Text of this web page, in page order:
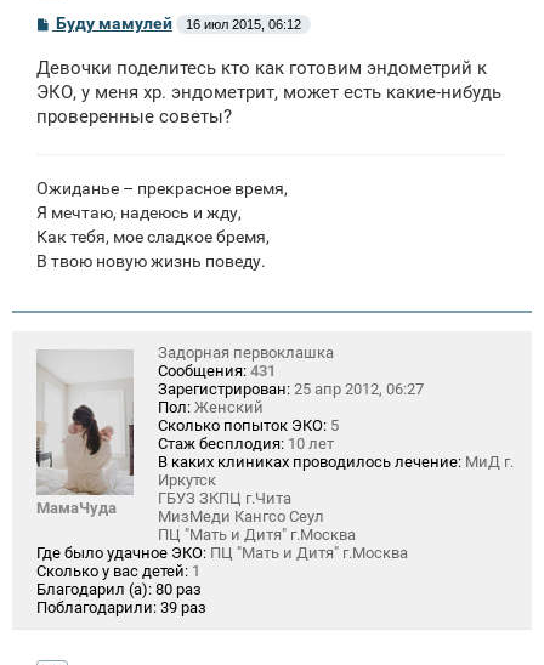
С
о
б
щ
н
Буду мамулей 16 июл 2015, 06:12
Девочки поделитесь кто как готовим эндометрий к
ЭКО, у меня хр. эндометрит, может есть какие-нибудь
проверенные советы?
Ожиданье – прекрасное время,
Я мечтаю, надеюсь и жду,
Как тебя, мое сладкое бремя,
В твою новую жизнь поведу.
МамаЧуда
Задорная первоклашка
Сообщения: 431
Зарегистрирован: 25 апр 2012, 06:27
Пол: Женский
Сколько попыток ЭКО: 5
Стаж бесплодия: 10 лет
В каких клиниках проводилось лечение: МиД г.
Иркутск
ГБУЗ ЗКПЦ г.Чита
МизМеди Кангсо Сеул
ПЦ "Мать и Дитя" г.Москва
Где было удачное ЭКО: ПЦ "Мать и Дитя" г.Москва
Сколько у вас детей: 1
Благодарил (а): 80 раз
Поблагодарили: 39 раз